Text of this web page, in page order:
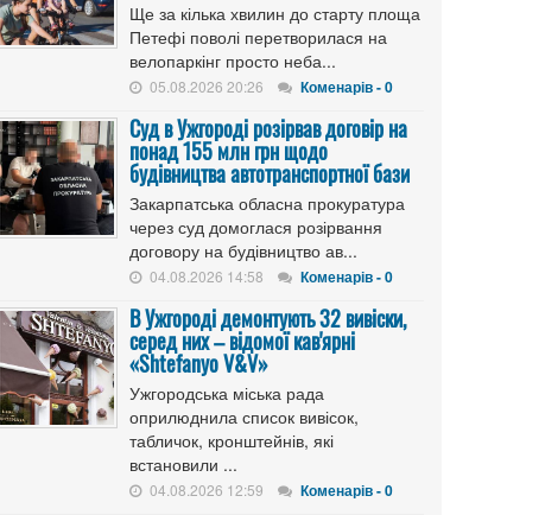
Ще за кілька хвилин до старту площа
Петефі поволі перетворилася на
велопаркінг просто неба...
05.08.2026 20:26 Коменарів - 0
Cуд в Ужгороді розірвав договір на
понад 155 млн грн щодо
будівництва автотранспортної бази
Закарпатська обласна прокуратура
через суд домоглася розірвання
договору на будівництво ав...
04.08.2026 14:58 Коменарів - 0
В Ужгороді демонтують 32 вивіски,
серед них – відомої кав'ярні
«Shtefanyo V&V»
Ужгородська міська рада
оприлюднила список вивісок,
табличок, кронштейнів, які
встановили ...
04.08.2026 12:59 Коменарів - 0